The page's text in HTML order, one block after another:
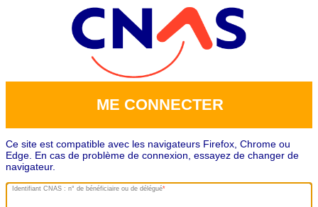
ME CONNECTER
Ce site est compatible avec les navigateurs Firefox, Chrome ou
Edge. En cas de problème de connexion, essayez de changer de
navigateur.
Identifiant CNAS : n° de bénéficiaire ou de délégué